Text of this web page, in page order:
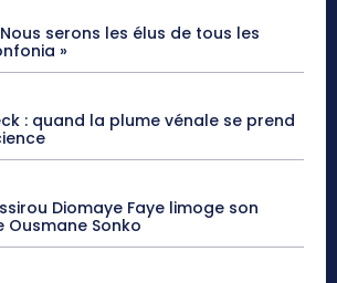
serons les élus de tous les
»
: quand la plume vénale se prend
Diomaye Faye limoge son
Ousmane Sonko